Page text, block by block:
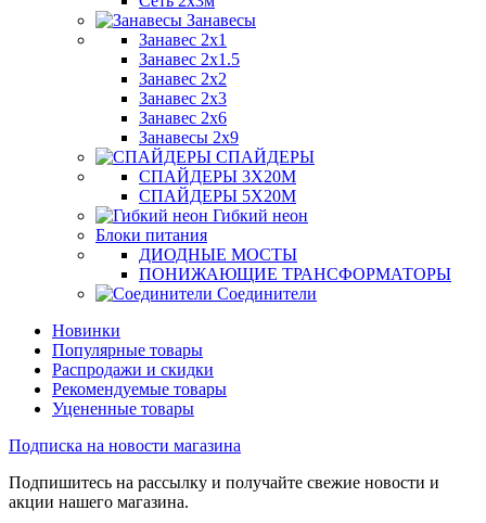
Занавесы
Занавес 2х1
Занавес 2х1.5
Занавес 2х2
Занавес 2х3
Занавес 2х6
Занавесы 2х9
СПАЙДЕРЫ
СПАЙДЕРЫ 3Х20М
СПАЙДЕРЫ 5Х20М
Гибкий неон
Блоки питания
ДИОДНЫЕ МОСТЫ
ПОНИЖАЮЩИЕ ТРАНСФОРМАТОРЫ
Соединители
Новинки
Популярные товары
Распродажи и скидки
Рекомендуемые товары
Уцененные товары
Подписка на новости магазина
Подпишитесь на рассылку и получайте свежие новости и
акции нашего магазина.